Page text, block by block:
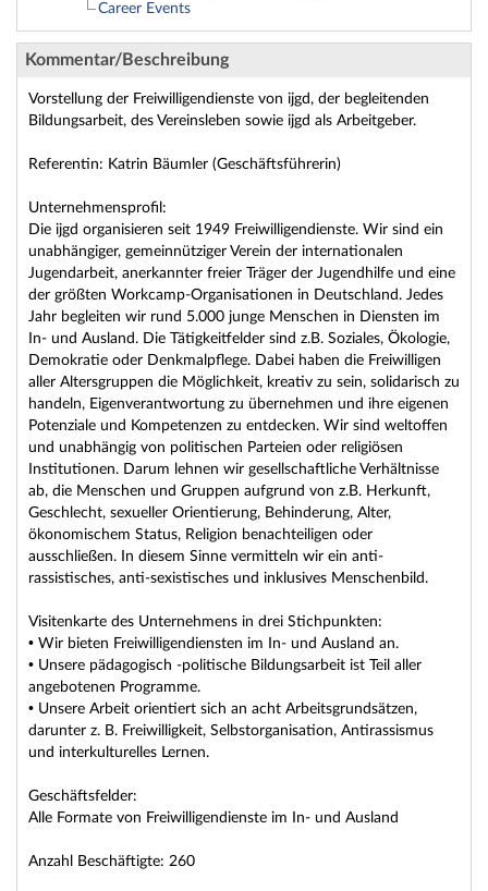
Career Events
Kommentar/Beschreibung
Vorstellung der Freiwilligendienste von ijgd, der begleitenden
Bildungsarbeit, des Vereinsleben sowie ijgd als Arbeitgeber.
Referentin: Katrin Bäumler (Geschäftsführerin)
Unternehmensprofil:
Die ijgd organisieren seit 1949 Freiwilligendienste. Wir sind ein
unabhängiger, gemeinnütziger Verein der internationalen
Jugendarbeit, anerkannter freier Träger der Jugendhilfe und eine
der größten Workcamp-Organisationen in Deutschland. Jedes
Jahr begleiten wir rund 5.000 junge Menschen in Diensten im
In- und Ausland. Die Tätigkeitfelder sind z.B. Soziales, Ökologie,
Demokratie oder Denkmalpflege. Dabei haben die Freiwilligen
aller Altersgruppen die Möglichkeit, kreativ zu sein, solidarisch zu
handeln, Eigenverantwortung zu übernehmen und ihre eigenen
Potenziale und Kompetenzen zu entdecken. Wir sind weltoffen
und unabhängig von politischen Parteien oder religiösen
Institutionen. Darum lehnen wir gesellschaftliche Verhältnisse
ab, die Menschen und Gruppen aufgrund von z.B. Herkunft,
Geschlecht, sexueller Orientierung, Behinderung, Alter,
ökonomischem Status, Religion benachteiligen oder
ausschließen. In diesem Sinne vermitteln wir ein anti-
rassistisches, anti-sexistisches und inklusives Menschenbild.
Visitenkarte des Unternehmens in drei Stichpunkten:
• Wir bieten Freiwilligendiensten im In- und Ausland an.
• Unsere pädagogisch -politische Bildungsarbeit ist Teil aller
angebotenen Programme.
• Unsere Arbeit orientiert sich an acht Arbeitsgrundsätzen,
darunter z. B. Freiwilligkeit, Selbstorganisation, Antirassismus
und interkulturelles Lernen.
Geschäftsfelder:
Alle Formate von Freiwilligendienste im In- und Ausland
Anzahl Beschäftigte: 260